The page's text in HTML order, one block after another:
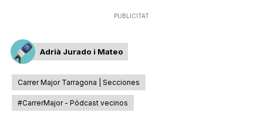
PUBLICITAT
Adrià Jurado i Mateo
Carrer Major Tarragona | Secciones
#CarrerMajor - Pódcast vecinos